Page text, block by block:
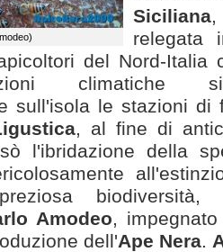
Siciliana
relegata
del Nord-Italia
climatiche
sull'isola lestazioni di
, al fine di
l'ibridazione della
Amodeo,
dell'Ape Nera.